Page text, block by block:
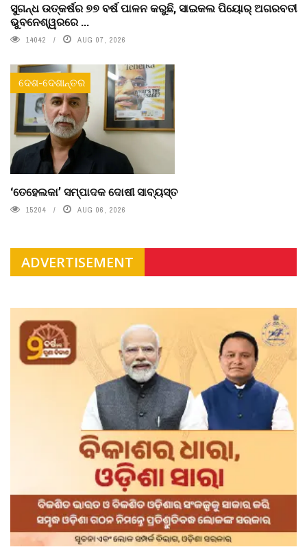
ସୁଗନ୍ଧ ଉତ୍କର୍ଷର ୭୭ ବର୍ଷ ପାଳନ କରୁଛି, ସାଇକଲ ପିୟୋର୍‌ ଅଗରବତୀ
ଭୁବନେଶ୍ୱରରେ ...
14042 AUG 07, 2026
ଦେଶ-ଦେଶାନ୍ତର
‘ତେହେଲକା’ ସମ୍ପାଦକ ଦୋଷୀ ସାବ୍ୟସ୍ତ
15204 AUG 06, 2026
ADVERTISEMENT